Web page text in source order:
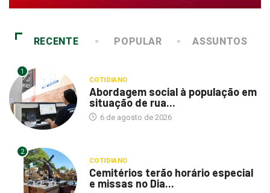
RECENTE POPULAR ASSUNTOS
1
COTIDIANO
Abordagem social à população em
situação de rua...
6 de agosto de 2026
2
COTIDIANO
Cemitérios terão horário especial
e missas no Dia...